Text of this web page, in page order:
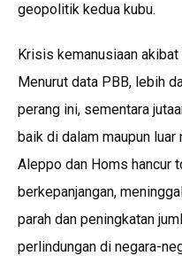
geopolitik kedua kubu.
Krisis kemanusiaan
Menurut data PBB, lebih
perang ini, sementara
baik di dalam maupun
Aleppo dan Homs hancur
berkepanjangan,
parah dan peningkatan
perlindungan di negara-